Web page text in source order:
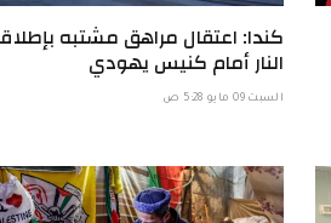
كندا: اعتقال مراهق مشتبه
النار أمام كنيس يهودي
السبت 09 مايو 5:28 ص